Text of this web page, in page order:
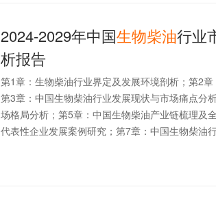
2024-2029年中国生物柴油行业
析报告
第1章：生物柴油行业界定及发展环境剖析；第2
第3章：中国生物柴油行业发展现状与市场痛点分
场格局分析；第5章：中国生物柴油产业链梳理及
代表性企业发展案例研究；第7章：中国生物柴油